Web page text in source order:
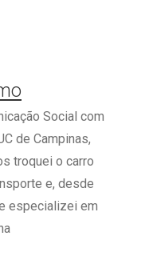
Social com
de Campinas,
troquei o carro
e, desde
especializei em